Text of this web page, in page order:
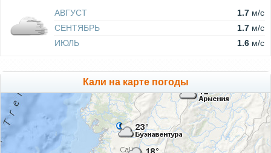
АВГУСТ
1.7 м/c
СЕНТЯБРЬ
1.7 м/c
ИЮЛЬ
1.6 м/c
Кали на карте погоды